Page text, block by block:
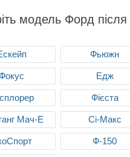
модель Форд після
Фьюжн
Едж
Фієста
Мач-Е Сі-Макс
Ф-150